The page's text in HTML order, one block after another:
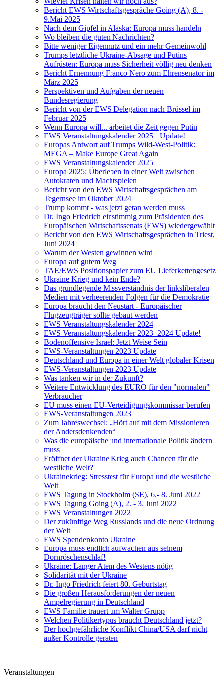
Bericht EWS Wirtschaftsgespräche Going (A), 8. -
9.Mai 2025
Nach dem Gipfel in Alaska: Europa muss handeln
Wo bleiben die guten Nachrichten?
Bitte weniger Eigennutz und ein mehr Gemeinwohl
Trumps letztliche Ukraine-Absage und Putins
Aufrüsten: Europa muss Sicherheit völlig neu denken
Bericht Ernennung Franco Nero zum Ehrensenator im
März 2025
Perspektiven und Aufgaben der neuen
Bundesregierung
Bericht von der EWS Delegation nach Brüssel im
Februar 2025
Wenn Europa will... arbeitet die Zeit gegen Putin
EWS Veranstaltungskalender 2025 - Update!
Europas Antwort auf Trumps Wild-West-Politik:
MEGA – Make Europe Great Again
EWS Veranstaltungskalender 2025
Europa 2025: Überleben in einer Welt zwischen
Autokraten und Machtspielen
Bericht von den EWS Wirtschaftsgesprächen am
Tegernsee im Oktober 2024
Trump kommt - was jetzt getan werden muss
Dr. Ingo Friedrich einstimmig zum Präsidenten des
Europäischen Wirtschaftssenats (EWS) wiedergewählt
Bericht von den EWS Wirtschaftsgesprächen in Triest,
Juni 2024
Warum der Westen gewinnen wird
Europa auf gutem Weg
TAE/EWS Positionspapier zum EU Lieferkettengesetz
Ukraine Krieg und kein Ende?
Das grundlegende Missverständnis der linksliberalen
Medien mit verheerenden Folgen für die Demokratie
Europa braucht den Neustart - Europäischer
Flugzeugträger sollte gebaut werden
EWS Veranstaltungskalender 2024
EWS Veranstaltungskalender 2023_2024 Update!
Bodenoffensive Israel: Jetzt Weise Sein
EWS-Veranstaltungen 2023 Update
Deutschland und Europa in einer Welt globaler Krisen
EWS-Veranstaltungen 2023 Update
Was tanken wir in der Zukunft?
Weitere Entwicklung des EURO für den "normalen"
Verbraucher
EU muss einen EU-Verteidigungskommissar berufen
EWS-Veranstaltungen 2023
Zum Jahreswechsel: „Hört auf mit dem Missionieren
der Andersdenkenden“
Was die europäische und internationale Politik ändern
muss
Eröffnet der Ukraine Krieg auch Chancen für die
westliche Welt?
Ukrainekrieg: Stresstest für Europa und die westliche
Welt
EWS Tagung in Stockholm (SE), 6.- 8. Juni 2022
EWS Tagung Going (A), 2. - 3. Juni 2022
EWS Veranstaltungen 2022
Der zukünftige Weg Russlands und die neue Ordnung
der Welt
EWS Spendenkonto Ukraine
Europa muss endlich aufwachen aus seinem
Dornröschenschlaf!
Ukraine: Langer Atem des Westens nötig
Solidarität mit der Ukraine
Dr. Ingo Friedrich feiert 80. Geburtstag
Die großen Herausforderungen der neuen
Ampelregierung in Deutschland
EWS Familie trauert um Walter Grupp
Welchen Politikertypus braucht Deutschland jetzt?
Der hochgefährliche Konflikt China/USA darf nicht
außer Kontrolle geraten
Veranstaltungen